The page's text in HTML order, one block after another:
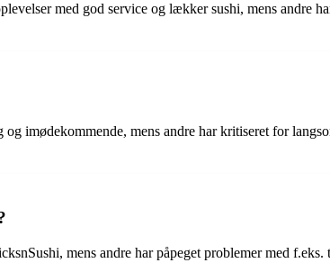
med god service og lækker sushi, mens andre
imødekommende, mens andre har kritiseret for
mens andre har påpeget problemer med